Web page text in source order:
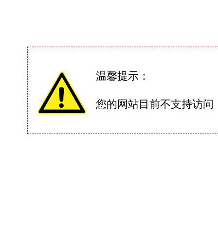
温馨提示：
您的网站目前不支持访